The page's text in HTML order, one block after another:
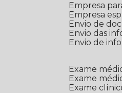
Empresa
Empresa
Envio de
Envio das
Envio de
Exame
Exame
Exame